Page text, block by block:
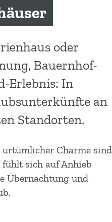
oder
Bauernhof-
Erlebnis: In
an
Standorten.
urtümlicher Charme sind
sich auf Anhieb
Übernachtung und